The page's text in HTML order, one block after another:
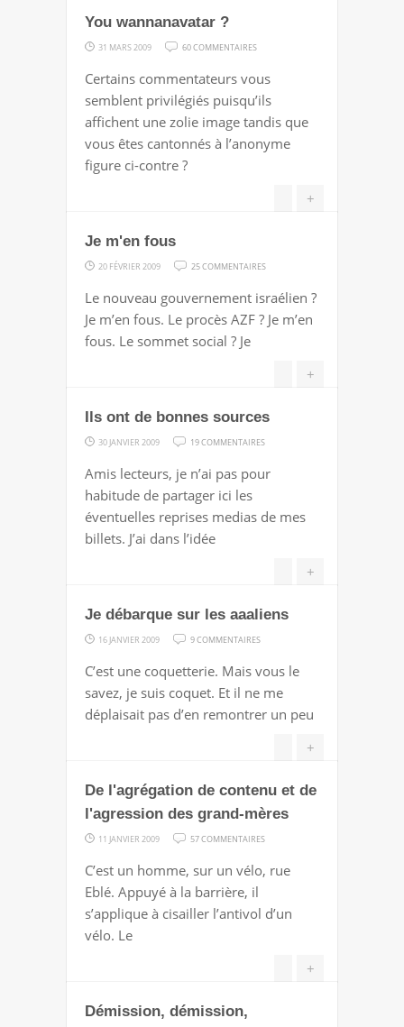
You wannanavatar ?
31 MARS 2009 60 COMMENTAIRES
WANNANAVATAR
?
Certains commentateurs vous
semblent privilégiés puisqu’ils
affichent une zolie image tandis que
vous êtes cantonnés à l’anonyme
figure ci-contre ?
+
Je m'en fous
20 FÉVRIER 2009 25 COMMENTAIRES
M'EN
FOUS
Le nouveau gouvernement israélien ?
Je m’en fous. Le procès AZF ? Je m’en
fous. Le sommet social ? Je
+
Ils ont de bonnes sources
30 JANVIER 2009 19 COMMENTAIRES
ONT
BONNES
Amis lecteurs, je n’ai pas pour
habitude de partager ici les
éventuelles reprises medias de mes
billets. J’ai dans l’idée
+
Je débarque sur les aaaliens
16 JANVIER 2009 9 COMMENTAIRES
DÉBARQUE
SUR
LES
C’est une coquetterie. Mais vous le
savez, je suis coquet. Et il ne me
déplaisait pas d’en remontrer un peu
+
De l'agrégation de contenu et de
l'agression des grand-mères
11 JANVIER 2009 57 COMMENTAIRES
L'AGRÉGATION
CONTENU
C’est un homme, sur un vélo, rue
Eblé. Appuyé à la barrière, il
s’applique à cisailler l’antivol d’un
vélo. Le
+
Démission, démission,